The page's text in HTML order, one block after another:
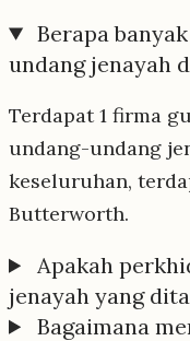
Berapa
undang jenayah
Terdapat 1 firma
undang-undang
keseluruhan,
Butterworth.
Apakah
jenayah yang
Bagaimana